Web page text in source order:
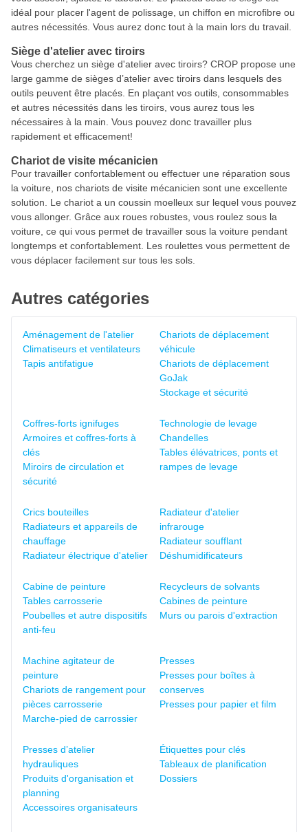
idéal pour placer l'agent de polissage, un chiffon en microfibre ou
autres nécessités. Vous aurez donc tout à la main lors du travail.
Siège d'atelier avec tiroirs
Vous cherchez un siège d'atelier avec tiroirs? CROP propose une
large gamme de sièges d’atelier avec tiroirs dans lesquels des
outils peuvent être placés. En plaçant vos outils, consommables
et autres nécessités dans les tiroirs, vous aurez tous les
nécessaires à la main. Vous pouvez donc travailler plus
rapidement et efficacement!
Chariot de visite mécanicien
Pour travailler confortablement ou effectuer une réparation sous
la voiture, nos chariots de visite mécanicien sont une excellente
solution. Le chariot a un coussin moelleux sur lequel vous pouvez
vous allonger. Grâce aux roues robustes, vous roulez sous la
voiture, ce qui vous permet de travailler sous la voiture pendant
longtemps et confortablement. Les roulettes vous permettent de
vous déplacer facilement sur tous les sols.
Autres catégories
Aménagement de l'atelier
Climatiseurs et ventilateurs
Tapis antifatigue
Chariots de déplacement
véhicule
Chariots de déplacement
GoJak
Stockage et sécurité
Coffres-forts ignifuges
Armoires et coffres-forts à
clés
Miroirs de circulation et
sécurité
Technologie de levage
Chandelles
Tables élévatrices, ponts et
rampes de levage
Crics bouteilles
Radiateurs et appareils de
chauffage
Radiateur électrique d'atelier
Radiateur d'atelier
infrarouge
Radiateur soufflant
Déshumidificateurs
Cabine de peinture
Tables carrosserie
Poubelles et autre dispositifs
anti-feu
Recycleurs de solvants
Cabines de peinture
Murs ou parois d'extraction
Machine agitateur de
peinture
Chariots de rangement pour
pièces carrosserie
Marche-pied de carrossier
Presses
Presses pour boîtes à
conserves
Presses pour papier et film
Presses d’atelier
hydrauliques
Produits d'organisation et
planning
Accessoires organisateurs
Étiquettes pour clés
Tableaux de planification
Dossiers